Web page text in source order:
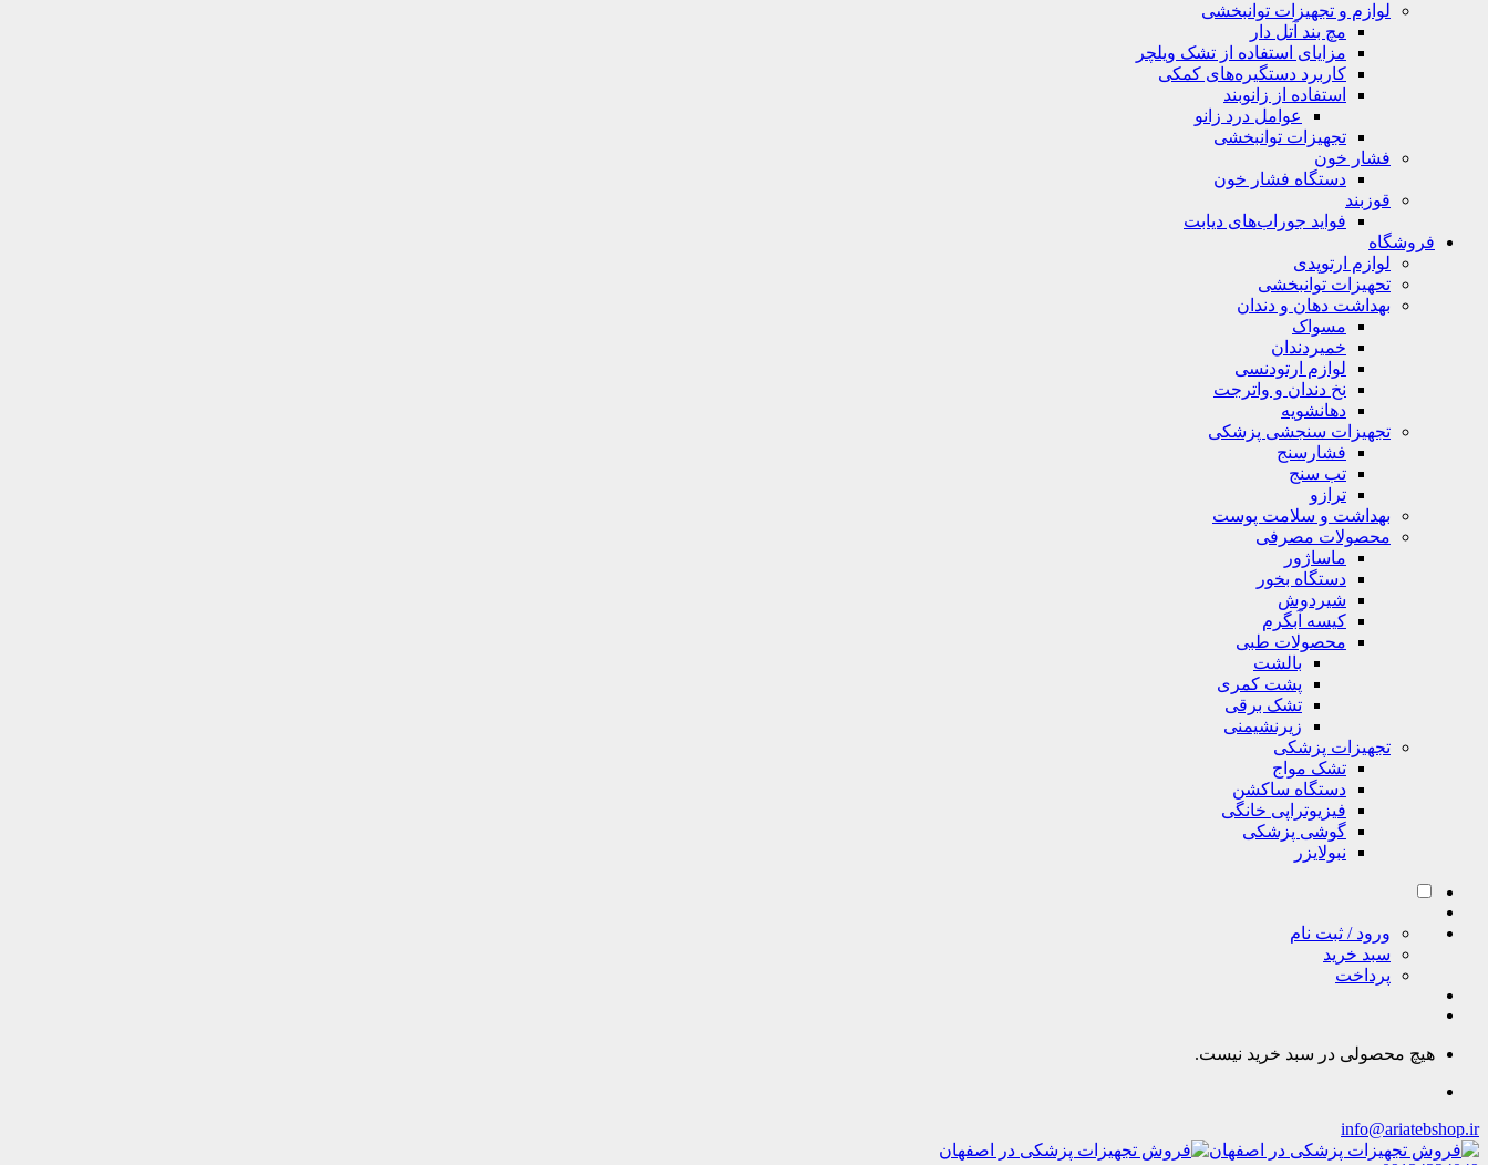
لوازم و تجهیزات توانبخشی
مچ بند آتل دار
مزایای استفاده از تشک ویلچر
کاربرد دستگیره‌های کمکی
استفاده از زانوبند
عوامل درد زانو
تجهیزات توانبخشی
فشار خون
دستگاه فشار خون
قوزبند
فواید جوراب‌های دیابت
فروشگاه
لوازم ارتوپدی
تحهیزات توانبخشی
بهداشت دهان و دندان
مسواک
خمیردندان
لوازم ارتودنسی
نخ دندان و واترجت
دهانشویه
تجهیزات سنجشی پزشکی
فشارسنج
تب سنج
ترازو
بهداشت و سلامت پوست
محصولات مصرفی
ماساژور
دستگاه بخور
شیردوش
کیسه آبگرم
محصولات طبی
بالشت
پشت کمری
تشک برقی
زیرنشیمنی
تجهیزات پزشکی
تشک مواج
دستگاه ساکشن
فیزیوتراپی خانگی
گوشی پزشکی
نبولایزر
ورود / ثبت نام
سبد خرید
پرداخت
هیچ محصولی در سبد خرید نیست.
info@ariatebshop.ir